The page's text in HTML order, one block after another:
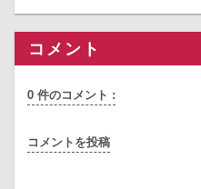
コメント
0 件のコメント :
コメントを投稿